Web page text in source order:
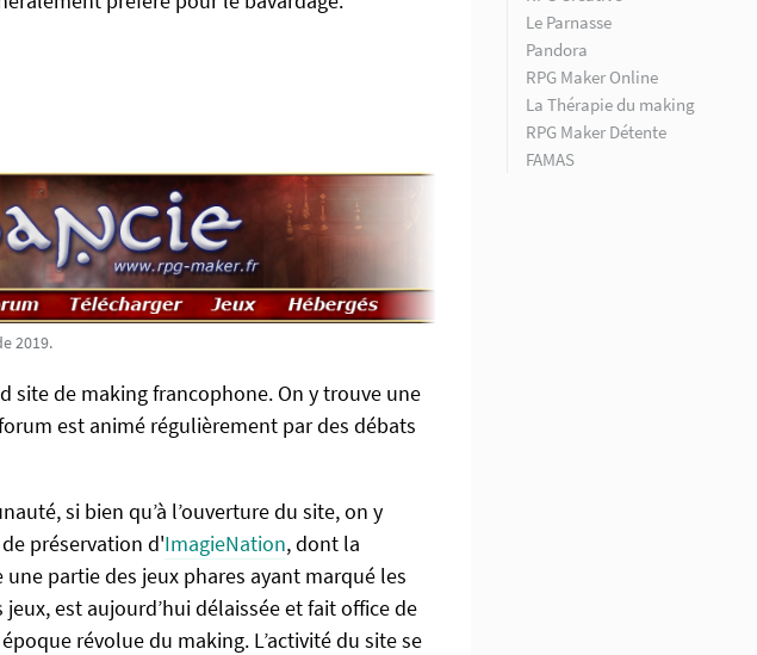
2019.
site de making francophone. On y trouve une
est animé régulièrement par des débats
si bien qu’à l’ouverture du site, on y
préservation d'ImagieNation, dont la
partie des jeux phares ayant marqué les
est aujourd’hui délaissée et fait office de
révolue du making. L’activité du site se
Le Parnasse
Pandora
RPG Maker Online
La Thérapie du making
RPG Maker Détente
FAMAS